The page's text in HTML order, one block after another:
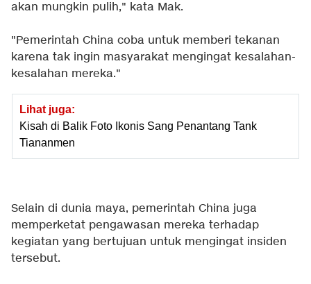
akan mungkin pulih," kata Mak.
"Pemerintah China coba untuk memberi tekanan
karena tak ingin masyarakat mengingat kesalahan-
kesalahan mereka."
Lihat juga:
Kisah di Balik Foto Ikonis Sang Penantang Tank
Tiananmen
Selain di dunia maya, pemerintah China juga
memperketat pengawasan mereka terhadap
kegiatan yang bertujuan untuk mengingat insiden
tersebut.